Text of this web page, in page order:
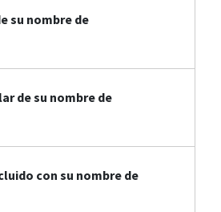
su nombre de
de su nombre de
con su nombre de